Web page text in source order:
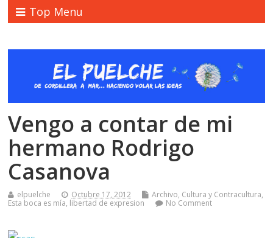
Top Menu
Vengo a contar de mi
hermano Rodrigo
Casanova
elpuelche Octubre 17, 2012 Archivo, Cultura y Contracultura,
Esta boca es mía, libertad de expresion No Comment